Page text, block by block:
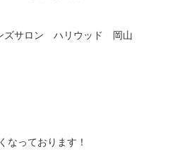
ンズサロン ハリウッド 岡山
なっております！